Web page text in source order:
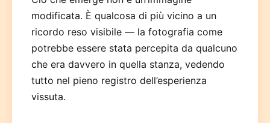
modificata. È qualcosa di più vicino a un
ricordo reso visibile — la fotografia come
potrebbe essere stata percepita da qualcuno
che era davvero in quella stanza, vedendo
tutto nel pieno registro dell’esperienza
vissuta.